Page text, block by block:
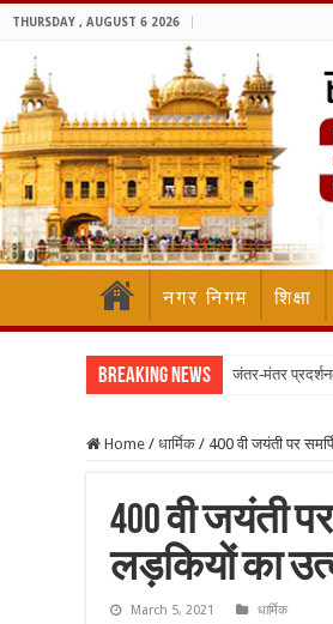
THURSDAY , AUGUST 6 2026
नगर निगम शिक्षा
Breaking News जंतर-मंतर
Home / धार्मिक / 400 वी जयंती पर
400 वी जयंती
लड़कियों का
March 5, 2021 धार्मिक